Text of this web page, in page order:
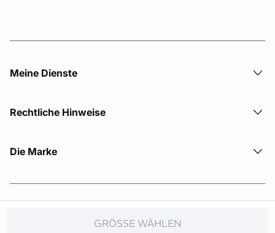
GRÖSSE WÄHLEN
Meine Dienste
Rechtliche Hinweise
Die Marke